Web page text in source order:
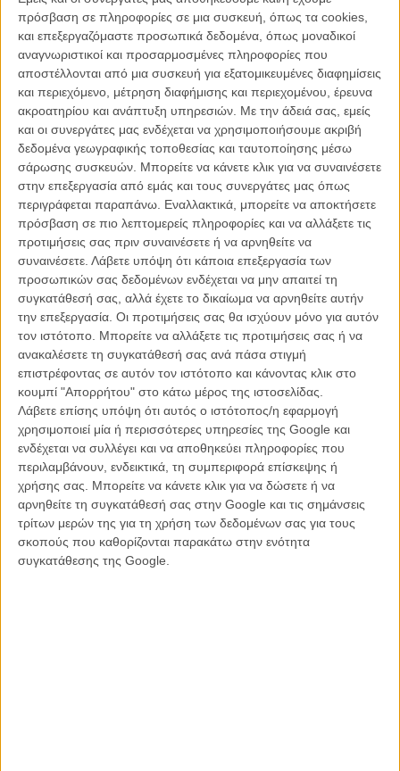
πρόσβαση σε πληροφορίες σε μια συσκευή, όπως τα cookies,
και επεξεργαζόμαστε προσωπικά δεδομένα, όπως μοναδικοί
αναγνωριστικοί και προσαρμοσμένες πληροφορίες που
αποστέλλονται από μια συσκευή για εξατομικευμένες διαφημίσεις
και περιεχόμενο, μέτρηση διαφήμισης και περιεχομένου, έρευνα
ακροατηρίου και ανάπτυξη υπηρεσιών. Με την άδειά σας, εμείς
και οι συνεργάτες μας ενδέχεται να χρησιμοποιήσουμε ακριβή
δεδομένα γεωγραφικής τοποθεσίας και ταυτοποίησης μέσω
σάρωσης συσκευών. Μπορείτε να κάνετε κλικ για να συναινέσετε
στην επεξεργασία από εμάς και τους συνεργάτες μας όπως
περιγράφεται παραπάνω. Εναλλακτικά, μπορείτε να αποκτήσετε
πρόσβαση σε πιο λεπτομερείς πληροφορίες και να αλλάξετε τις
προτιμήσεις σας πριν συναινέσετε ή να αρνηθείτε να
συναινέσετε. Λάβετε υπόψη ότι κάποια επεξεργασία των
προσωπικών σας δεδομένων ενδέχεται να μην απαιτεί τη
συγκατάθεσή σας, αλλά έχετε το δικαίωμα να αρνηθείτε αυτήν
την επεξεργασία. Οι προτιμήσεις σας θα ισχύουν μόνο για αυτόν
τον ιστότοπο. Μπορείτε να αλλάξετε τις προτιμήσεις σας ή να
ανακαλέσετε τη συγκατάθεσή σας ανά πάσα στιγμή
επιστρέφοντας σε αυτόν τον ιστότοπο και κάνοντας κλικ στο
κουμπί "Απορρήτου" στο κάτω μέρος της ιστοσελίδας.
Λάβετε επίσης υπόψη ότι αυτός ο ιστότοπος/η εφαρμογή
χρησιμοποιεί μία ή περισσότερες υπηρεσίες της Google και
ενδέχεται να συλλέγει και να αποθηκεύει πληροφορίες που
περιλαμβάνουν, ενδεικτικά, τη συμπεριφορά επίσκεψης ή
χρήσης σας. Μπορείτε να κάνετε κλικ για να δώσετε ή να
αρνηθείτε τη συγκατάθεσή σας στην Google και τις σημάνσεις
τρίτων μερών της για τη χρήση των δεδομένων σας για τους
σκοπούς που καθορίζονται παρακάτω στην ενότητα
συγκατάθεσης της Google.
σύζυγος μιας τέλειας οικογένειας. Τον συναντάμε όταν η δημοφιλία
του βρίσκεται στο απόγειο της και ο ίδιος μπροστά στη μεγαλύτερη
επιτυχία της ζωής του που συνδέεται με την ανέγερση ενός κτιρίου
του οποίου έχει αναλάβει τη διαφήμιση. Μια ανώνυμη όμως
καταγγελία στα κοινωνικά δίκτυα από δύο κοπέλες που
υποστηρίζουν ότι ο καθηγητής τους κατέστρεψε τη ζωή κάνοντας
τους ανήθικες προτάσεις, θα γίνει η ρωγμή που θα αρχίσει να
διαβρώνει την ευτυχία του, να δηλητηριάζει τη σχέση με τη γυναίκα
του, να απειλεί τη ζωή της κόρης του, να του στερεί όλα τα
«προνόμια» που είχε κερδίσει μέσα στα χρόνια.
Από τη μια στιγμή στην άλλη ο έγκριτος επιστήμονας, ο στοργικός
πατέρας, ο δυναμικός συνεταίρος, ένα πρότυπο για μια κοινωνία
που επενδύει στην ηθική, την τάξη και την… επιτυχία, θα δει τη
σύζυγό του, τα αφεντικά του, τους μαθητές του, μια ολόκληρη
κοινωνία να τον αμφισβητούν και να στρέφονται εναντίον του,
καθώς «κρίματα» του παρελθόντος του έρχονται τώρα να φωτίσουν
πως δεν υπήρξε σε καμία περίπτωση ο τέλειος άντρας που όλοι
πίστευαν ότι είναι.
Οσο ενδιαφέρουσα μοιάζει, μέχρι τουλάχιστον κάποιο σημείο, η
σεναριακή ανάπτυξη μιας πτώσης ενός άντρα που την ίδια ώρα
που ο κόσμος του κατακρημνίζεται η δημοφιλία του στα κοινωνικά
δίκτυα ανεβαίνει, δεν συμβαίνει το ίδιο με την αφήγηση μιας ταινίας
που θυμίζει τηλεοπτική ίντριγκα. Ο,τι ξεκινάει σαν ένα στιβαρό
σύγχρονο κοινωνικό δράμα πέφτει γρήγορα στο επίπεδο ενός
μελοδράματος που θέλει να μιλήσει για την υποκρισία και τα ψέματα
πάνω στα οποία χτίζεται η ευημερία.
Παρά, όμως, τη φαινομενικά δύσκολη «συζήτηση» που ανοίγει,
αλλάζοντας διαρκώς διάθεση και στάση απέναντι στον κεντρικό του